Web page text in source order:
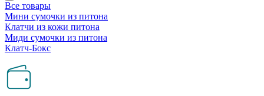
Все товары
Мини сумочки из питона
Клатчи из кожи питона
Миди сумочки из питона
Клатч-Бокс